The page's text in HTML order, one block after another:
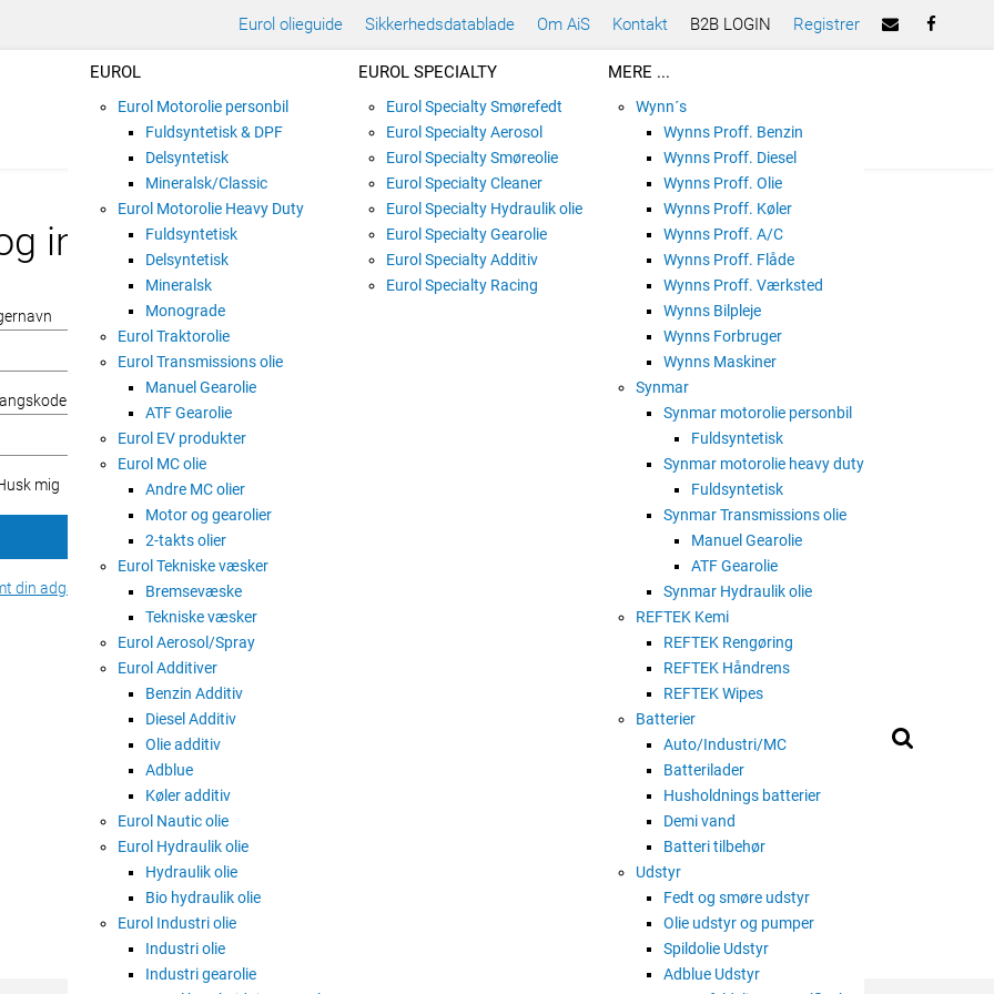
Eurol olieguide Sikkerhedsdatablade Om AiS Kontakt B2B LOGIN Registrer
EUROL
Eurol Motorolie personbil
Fuldsyntetisk & DPF
Delsyntetisk
Mineralsk/Classic
Eurol Motorolie Heavy Duty
Fuldsyntetisk
Delsyntetisk
Mineralsk
Monograde
Eurol Traktorolie
Eurol Transmissions olie
Manuel Gearolie
ATF Gearolie
Eurol EV produkter
Eurol MC olie
Andre MC olier
Motor og gearolier
2-takts olier
Eurol Tekniske væsker
Bremsevæske
Tekniske væsker
Eurol Aerosol/Spray
Eurol Additiver
Benzin Additiv
Diesel Additiv
Olie additiv
Adblue
Køler additiv
Eurol Nautic olie
Eurol Hydraulik olie
Hydraulik olie
Bio hydraulik olie
Eurol Industri olie
Industri olie
Industri gearolie
EUROL SPECIALTY
Eurol Specialty Smørefedt
Eurol Specialty Aerosol
Eurol Specialty Smøreolie
Eurol Specialty Cleaner
Eurol Specialty Hydraulik olie
Eurol Specialty Gearolie
Eurol Specialty Additiv
Eurol Specialty Racing
MERE ...
Wynn´s
Wynns Proff. Benzin
Wynns Proff. Diesel
Wynns Proff. Olie
Wynns Proff. Køler
Wynns Proff. A/C
Wynns Proff. Flåde
Wynns Proff. Værksted
Wynns Bilpleje
Wynns Forbruger
Wynns Maskiner
Synmar
Synmar motorolie personbil
Fuldsyntetisk
Synmar motorolie heavy duty
Fuldsyntetisk
Synmar Transmissions olie
Manuel Gearolie
ATF Gearolie
Synmar Hydraulik olie
REFTEK Kemi
REFTEK Rengøring
REFTEK Håndrens
REFTEK Wipes
Batterier
Auto/Industri/MC
Batterilader
Husholdnings batterier
Demi vand
Batteri tilbehør
Udstyr
Fedt og smøre udstyr
Olie udstyr og pumper
Spildolie Udstyr
Adblue Udstyr
ind
mig
Log ind
din adgangskode?